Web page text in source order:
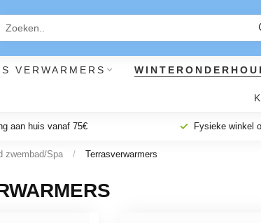
VERWARMERS
aan huis vanaf 75€ Fysieke winkel
zwembad/Spa / Terrasverwarmers